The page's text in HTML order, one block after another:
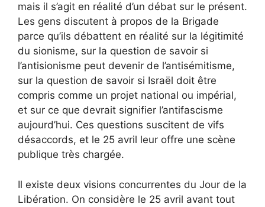
mais il s’agit en réalité d’un débat sur le présent.
Les gens discutent à propos de la Brigade
parce qu’ils débattent en réalité sur la légitimité
du sionisme, sur la question de savoir si
l’antisionisme peut devenir de l’antisémitisme,
sur la question de savoir si Israël doit être
compris comme un projet national ou impérial,
et sur ce que devrait signifier l’antifascisme
aujourd’hui. Ces questions suscitent de vifs
désaccords, et le 25 avril leur offre une scène
publique très chargée.
Il existe deux visions concurrentes du Jour de la
Libération. On considère le 25 avril avant tout